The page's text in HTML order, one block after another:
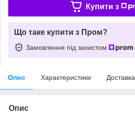
Купити з
Що таке купити з Пром?
Замовлення під захистом
Опис Характеристики Доставка
Опис